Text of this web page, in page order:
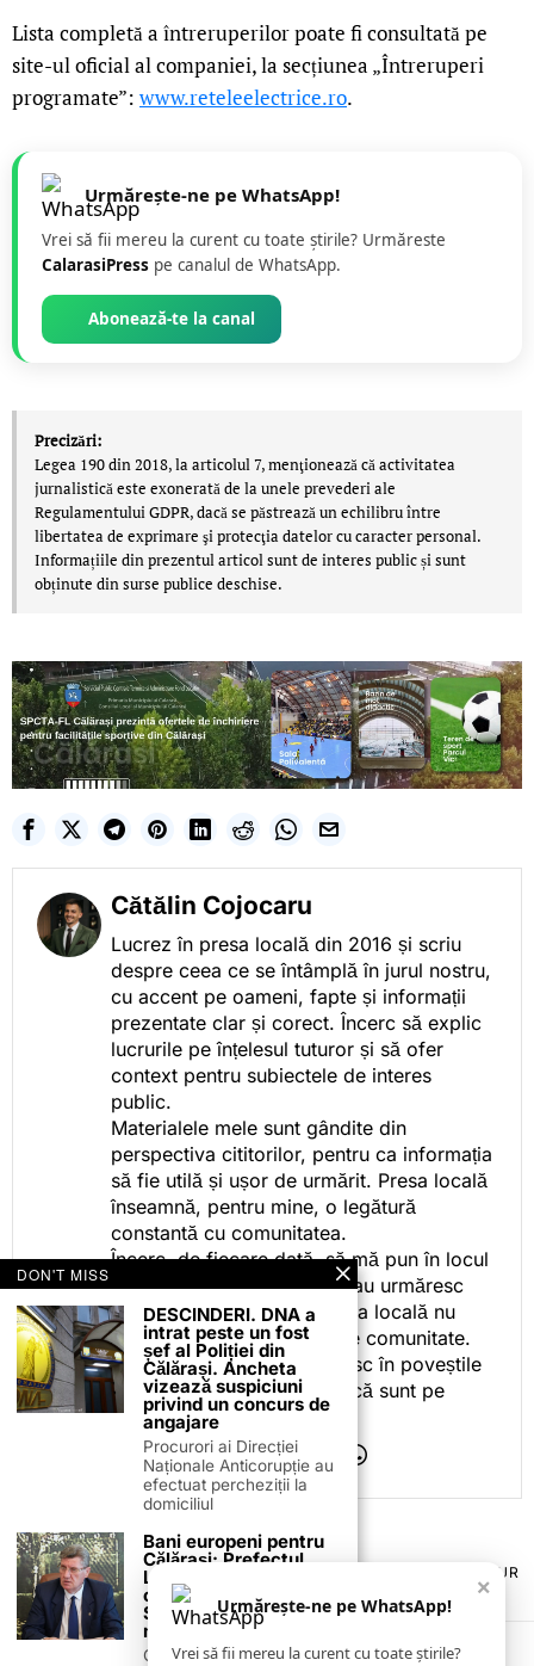
Lista completă a întreruperilor poate fi consultată pe
site-ul oficial al companiei, la secțiunea „Întreruperi
programate”: www.reteleelectrice.ro.
Urmărește-ne pe WhatsApp!
Vrei să fii mereu la curent cu toate știrile? Urmăreste
CalarasiPress pe canalul de WhatsApp.
Abonează-te la canal
Precizări:
Legea 190 din 2018, la articolul 7, menţionează că activitatea
jurnalistică este exonerată de la unele prevederi ale
Regulamentului GDPR, dacă se păstrează un echilibru între
libertatea de exprimare şi protecţia datelor cu caracter personal.
Informațiile din prezentul articol sunt de interes public și sunt
obținute din surse publice deschise.
Cătălin Cojocaru
Lucrez în presa locală din 2016 și scriu
despre ceea ce se întâmplă în jurul nostru,
cu accent pe oameni, fapte și informații
prezentate clar și corect. Încerc să explic
lucrurile pe înțelesul tuturor și să ofer
context pentru subiectele de interes
public.
Materialele mele sunt gândite din
perspectiva cititorilor, pentru ca informația
să fie utilă și ușor de urmărit. Presa locală
înseamnă, pentru mine, o legătură
constantă cu comunitatea.
Încerc, de fiecare dată, să mă pun în locul
celor care citesc, privesc sau urmăresc
ceea ce fac. Pentru că presa locală nu
este despre mine, ci despre comunitate.
Iar dacă oamenii se regăsesc în poveștile
pe care le spun, înseamnă că sunt pe
drumul bun.
TERMENI ȘI CONDIȚII
POLITICA DE ANULARE & RETUR
PUBLICITATE ONLINE & TIPĂRITĂ
CONTACT
ZIARUL ANUNȚUL CĂLĂRĂȘEAN
×
Urmărește-ne pe WhatsApp!
Vrei să fii mereu la curent cu toate știrile?
DON'T MISS
DESCINDERI. DNA a
intrat peste un fost
șef al Poliției din
Călărași. Ancheta
vizează suspiciuni
privind un concurs de
angajare
Procurori ai Direcției
Naționale Anticorupție au
efectuat percheziții la
domiciliul
Bani europeni pentru
Călărași: Prefectul
Laurențiu State anunță
colaborarea cu ADR
Sud-Muntenia pentru
noi finanțări
Călărașul se pregătește